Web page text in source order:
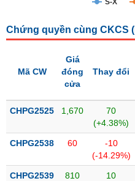
thái
thị
Niêm
Niêm
S-X
Chứng quyền cùng CKCS (
Mã CW
Giá
đóng
cửa
Thay đổi
CHPG2525 1,670
70
(+4.38%)
CHPG2538 60
-10
(-14.29%)
CHPG2539 810
10
NGÀNH
NGHIỆP
PHIẾU